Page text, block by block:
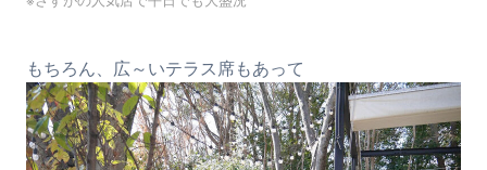
もちろん、広～いテラス席もあって